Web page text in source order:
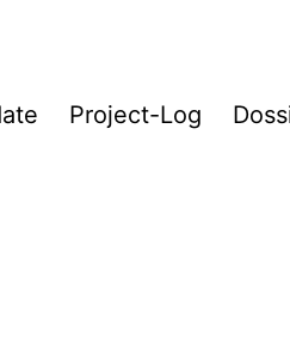
Project-Log